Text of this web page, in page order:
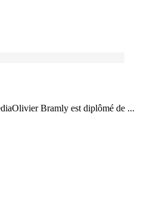
Bramly est diplômé de ...